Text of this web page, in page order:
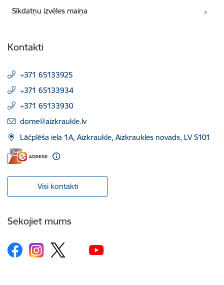
Sīkdatņu izvēles maiņa
Kontakti
+371 65133925
+371 65133934
+371 65133930
E-pasts:
dome@aizkraukle.lv
Lāčplēša iela 1A, Aizkraukle, Aizkraukles novads, LV 5101
Visi kontakti
Sekojiet mums